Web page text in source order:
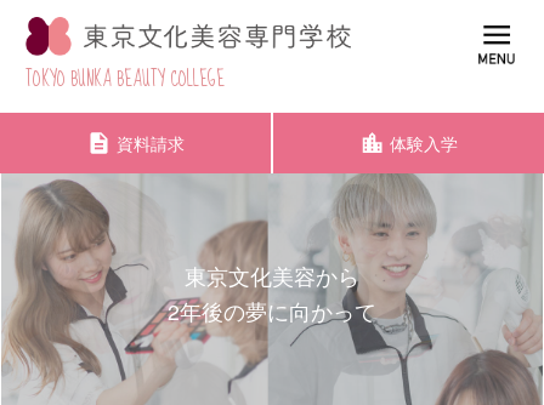
TOKYO BUNKA BEAUTY COLLEGE
資料請求 体験入学
東京文化美容から
2年後の夢に向かって